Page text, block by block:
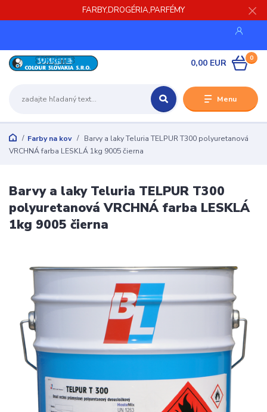
FARBY,DROGÉRIA,PARFÉMY
Menu
0
0,00 EUR
Farby na kov
Barvy a laky Teluria TELPUR T300 polyuretanová
VRCHNÁ farba LESKLÁ 1kg 9005 čierna
Barvy a laky Teluria TELPUR T300
polyuretanová VRCHNÁ farba LESKLÁ
1kg 9005 čierna